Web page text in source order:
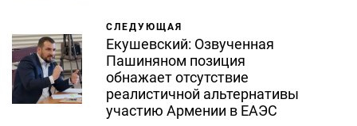
СЛЕДУЮЩАЯ
Екушевский: Озвученная
Пашиняном позиция
обнажает отсутствие
реалистичной альтернативы
участию Армении в ЕАЭС